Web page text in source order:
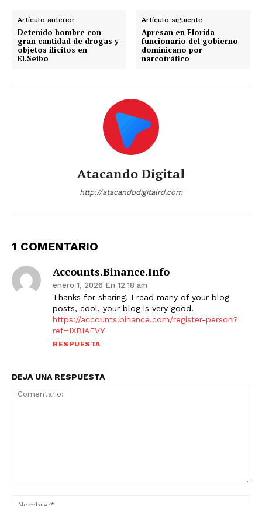
Artículo anterior
Detenido hombre con
gran cantidad de drogas y
objetos ilícitos en
El.Seibo
Artículo siguiente
Apresan en Florida
funcionario del gobierno
dominicano por
narcotráfico
Atacando Digital
http://atacandodigitalrd.com
1 COMENTARIO
Accounts.binance.info
enero 1, 2026 En 12:18 am
Thanks for sharing. I read many of your blog
posts, cool, your blog is very good.
https://accounts.binance.com/register-person?
ref=IXBIAFVY
RESPUESTA
DEJA UNA RESPUESTA